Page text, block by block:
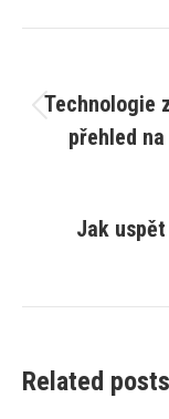
Technologie
přehled
Jak
Related posts